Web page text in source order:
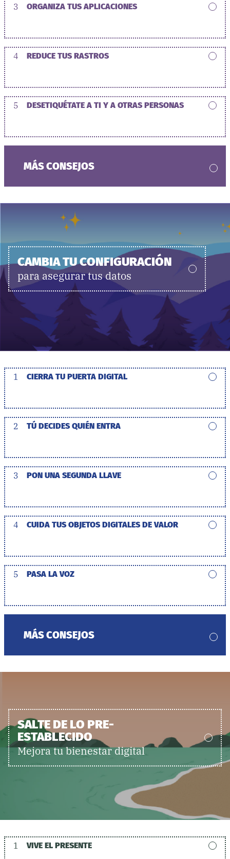
3 ORGANIZA TUS APLICACIONES
4 REDUCE TUS RASTROS
5 DESETIQUÉTATE A TI Y A OTRAS PERSONAS
MÁS CONSEJOS
CAMBIA TU CONFIGURACIÓN
para asegurar tus datos
1 CIERRA TU PUERTA DIGITAL
2 TÚ DECIDES QUIÉN ENTRA
3 PON UNA SEGUNDA LLAVE
4 CUIDA TUS OBJETOS DIGITALES DE VALOR
5 PASA LA VOZ
MÁS CONSEJOS
SALTE DE LO PRE-
ESTABLECIDO
Mejora tu bienestar digital
1 VIVE EL PRESENTE